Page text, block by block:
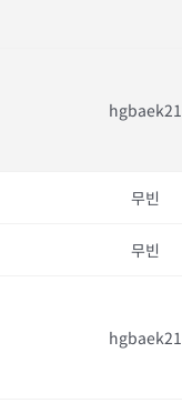
hgbaek21
무빈
무빈
hgbaek21